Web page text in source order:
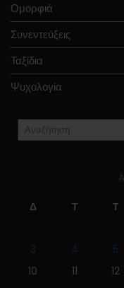
Ομορφιά
Συνεντεύξεις
Ταξίδια
Ψυχολογία
Δ Τ Τ
3
4 5
10
11 12